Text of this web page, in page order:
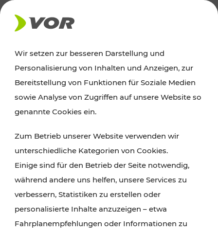
AKTUELLES
Ausflugstipps
Wien, Niederösterreich und das Burgenland
Wanderungen, Kultur und Gastronomie,
Radtouren oder purer Naturgenuss – viele
Attraktionen sind mit den Ticket- und Fahrplan-
Angeboten des VOR gut und schnell erreichbar.
Wir setzen zur besseren Darstellung und
Personalisierung von Inhalten und Anzeigen, zur
Bereitstellung von Funktionen für Soziale Medien
sowie Analyse von Zugriffen auf unsere Website so
genannte Cookies ein.
Zum Betrieb unserer Website verwenden wir
unterschiedliche Kategorien von Cookies.
Einige sind für den Betrieb der Seite notwendig,
während andere uns helfen, unsere Services zu
verbessern, Statistiken zu erstellen oder
personalisierte Inhalte anzuzeigen – etwa
Fahrplanempfehlungen oder Informationen zu